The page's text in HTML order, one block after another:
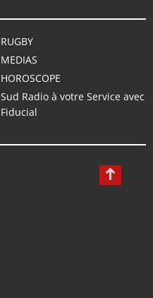
RUGBY
MEDIAS
HOROSCOPE
Sud Radio à votre Service avec
Fiducial